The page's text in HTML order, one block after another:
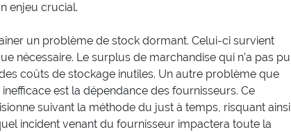
enjeu crucial.
un problème de stock dormant. Celui-ci survient
nécessaire. Le surplus de marchandise qui n’a pas pu
coûts de stockage inutiles. Un autre problème que
est la dépendance des fournisseurs. Ce
suivant la méthode du just à temps, risquant ainsi
incident venant du fournisseur impactera toute la